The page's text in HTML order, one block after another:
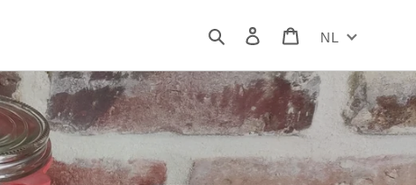
Zoeken Inloggen Winkelwagen
NL